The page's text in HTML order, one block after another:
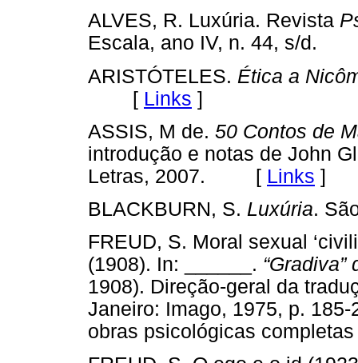
ALVES, R. Luxúria. Revista
Escala, ano IV, n. 44, s/
ARISTÓTELES. Ética a
[ Links ]
ASSIS, M de. 50 Contos de
introdução e notas de John
Letras, 2007. [ Links ]
BLACKBURN, S. Luxúria.
FREUD, S. Moral sexual
(1908). In: ______.
1908). Direção-geral da
Janeiro: Imago, 1975, p.
obras psicológicas